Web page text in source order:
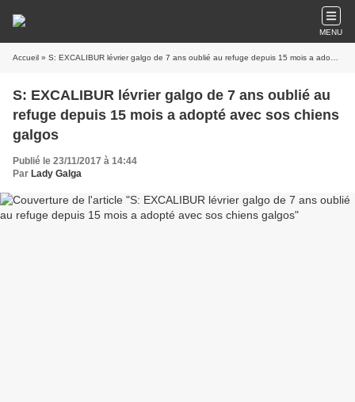
MENU
Accueil » S: EXCALIBUR lévrier galgo de 7 ans oublié au refuge depuis 15 mois a adopté avec sos chiens galgos
S: EXCALIBUR lévrier galgo de 7 ans oublié au
refuge depuis 15 mois a adopté avec sos chiens
galgos
Publié le 23/11/2017 à 14:44
Par Lady Galga